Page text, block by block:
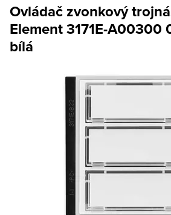
Ovládač zvonkový
Element 3171E-A00300
bílá